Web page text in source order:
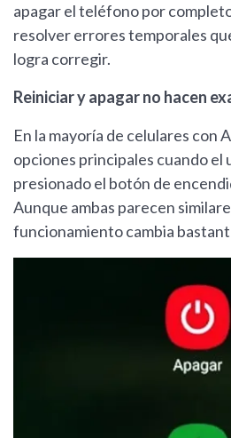
apagar el teléfono por
resolver errores temporales
logra corregir.
Reiniciar y apagar no hacen
En la mayoría de celulares con
opciones principales cuando el
presionado el botón de
Aunque ambas parecen
funcionamiento cambia